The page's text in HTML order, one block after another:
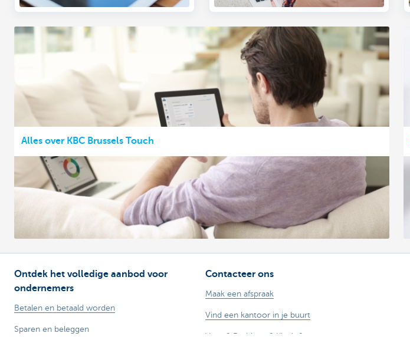
Alles over KBC Brussels Touch
Ontdek het volledige aanbod voor
ondernemers
Betalen en betaald worden
Sparen en beleggen
Contacteer ons
Maak een afspraak
Vind een kantoor in je buurt
Vraag? Probleem? Klacht?